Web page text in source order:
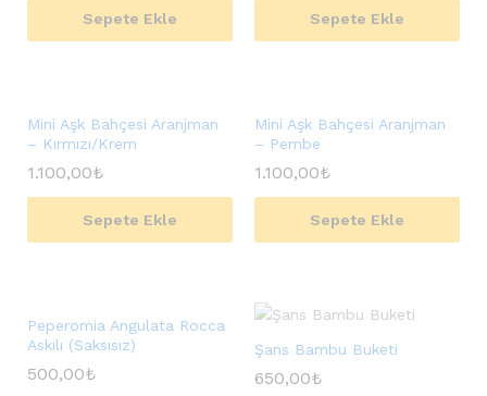
Sepete Ekle Sepete Ekle
Mini Aşk Bahçesi Aranjman
– Kırmızı/Krem
1.100,00₺
Sepete Ekle
Mini Aşk Bahçesi Aranjman
– Pembe
1.100,00₺
Sepete Ekle
Peperomia Angulata Rocca
Askılı (Saksısız)
500,00₺
Şans Bambu Buketi
650,00₺